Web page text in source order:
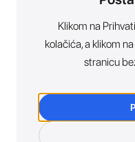
Klikom na
kolačića, a klikom
stranicu